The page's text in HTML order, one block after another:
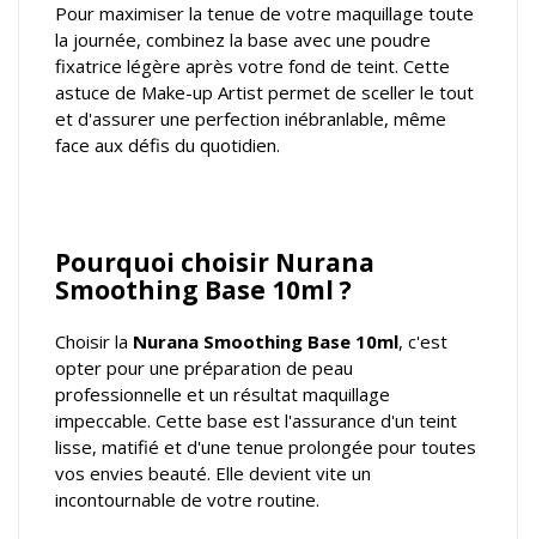
Pour maximiser la tenue de votre maquillage toute
la journée, combinez la base avec une poudre
fixatrice légère après votre fond de teint. Cette
astuce de Make-up Artist permet de sceller le tout
et d'assurer une perfection inébranlable, même
face aux défis du quotidien.
Pourquoi choisir Nurana
Smoothing Base 10ml ?
Choisir la Nurana Smoothing Base 10ml, c'est
opter pour une préparation de peau
professionnelle et un résultat maquillage
impeccable. Cette base est l'assurance d'un teint
lisse, matifié et d'une tenue prolongée pour toutes
vos envies beauté. Elle devient vite un
incontournable de votre routine.